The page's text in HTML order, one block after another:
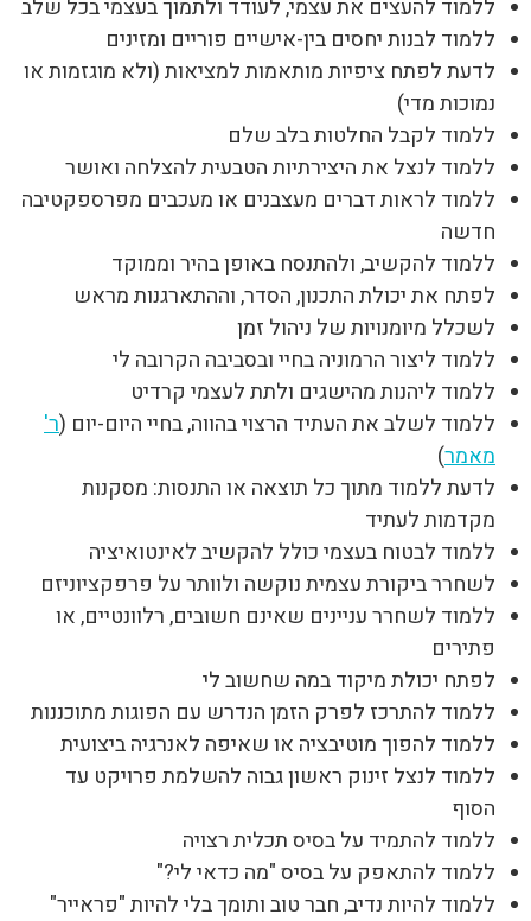
ללמוד להעצים את עצמי, לעודד ולתמוך בעצמי בכל שלב
ללמוד לבנות יחסים בין-אישיים פוריים ומזינים
לדעת לפתח ציפיות מותאמות למציאות (ולא מוגזמות או
נמוכות מדי)
ללמוד לקבל החלטות בלב שלם
ללמוד לנצל את היצירתיות הטבעית להצלחה ואושר
ללמוד לראות דברים מעצבנים או מעכבים מפרספקטיבה
חדשה
ללמוד להקשיב, ולהתנסח באופן בהיר וממוקד
לפתח את יכולת התכנון, הסדר, וההתארגנות מראש
לשכלל מיומנויות של ניהול זמן
ללמוד ליצור הרמוניה בחיי ובסביבה הקרובה לי
ללמוד ליהנות מהישגים ולתת לעצמי קרדיט
ללמוד לשלב את העתיד הרצוי בהווה, בחיי היום-יום (ר'
מאמר)
לדעת ללמוד מתוך כל תוצאה או התנסות: מסקנות
מקדמות לעתיד
ללמוד לבטוח בעצמי כולל להקשיב לאינטואיציה
לשחרר ביקורת עצמית נוקשה ולוותר על פרפקציוניזם
ללמוד לשחרר עניינים שאינם חשובים, רלוונטיים, או
פתירים
לפתח יכולת מיקוד במה שחשוב לי
ללמוד להתרכז לפרק הזמן הנדרש עם הפוגות מתוכננות
ללמוד להפוך מוטיבציה או שאיפה לאנרגיה ביצועית
ללמוד לנצל זינוק ראשון גבוה להשלמת פרויקט עד
הסוף
ללמוד להתמיד על בסיס תכלית רצויה
ללמוד להתאפק על בסיס "מה כדאי לי?"
ללמוד להיות נדיב, חבר טוב ותומך בלי להיות "פראייר"